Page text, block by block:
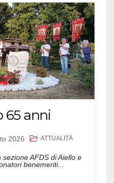
65 anni
2026 ATTUALITÀ
AFDS di Aiello e
benemeriti...